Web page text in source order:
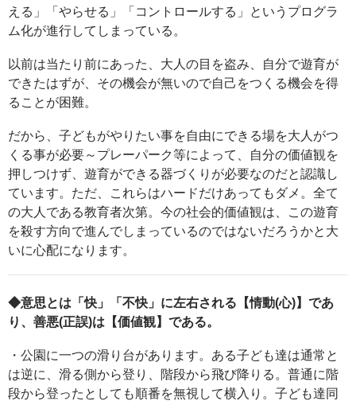
える」「やらせる」「コントロールする」というプログラ
ム化が進行してしまっている。
以前は当たり前にあった、大人の目を盗み、自分で遊育が
できたはずが、その機会が無いので自己をつくる機会を得
ることが困難。
だから、子どもがやりたい事を自由にできる場を大人がつ
くる事が必要～プレーパーク等によって、自分の価値観を
押しつけず、遊育ができる器づくりが必要なのだと認識し
ています。ただ、これらはハードだけあってもダメ。全て
の大人である教育者次第。今の社会的価値観は、この遊育
を殺す方向で進んでしまっているのではないだろうかと大
いに心配になります。
◆意思とは「快」「不快」に左右される【情動(心)】であ
り、善悪(正誤)は【価値観】である。
・公園に一つの滑り台があります。ある子ども達は通常と
は逆に、滑る側から登り、階段から飛び降りる。普通に階
段から登ったとしても順番を無視して横入り。子ども達同